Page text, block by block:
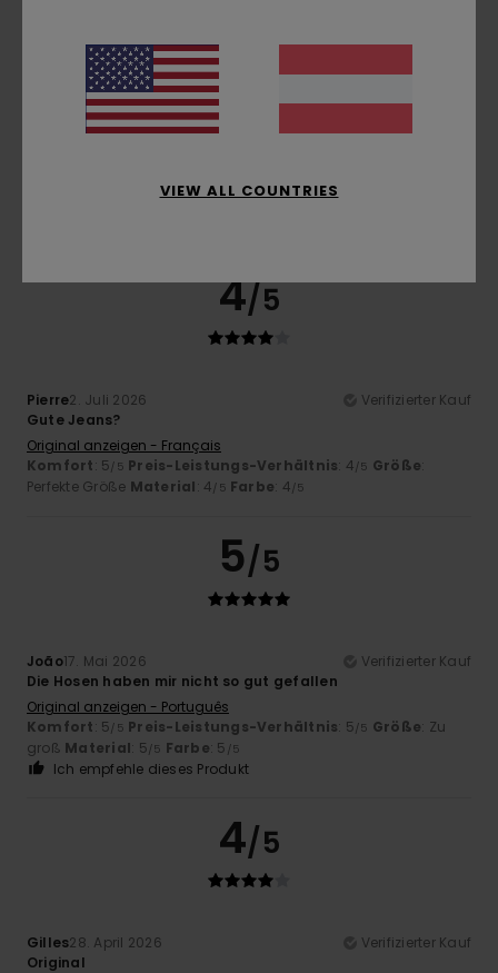
5 /5
Anne Jerome5. Juli 2026
Verifizierter Kauf
Original anzeigen - Français
Preis-Leistungs-Verhältnis: 4
4/5
Pierre2. Juli 2026
Verifizierter Kauf
Gute Jeans?
Original anzeigen - Français
Komfort: 5 /5 Preis-Leistungs-Verhältnis: 4 /5 Größe:
Perfekte Größe Material: 4 /5 Farbe: 4 /5
5/5
João17. Mai 2026
Verifizierter Kauf
Die Hosen haben mir nicht so gut gefallen
Original anzeigen - Português
Komfort: 5 /5 Preis-Leistungs-Verhältnis: 5 /5 Größe: Zu
groß Material: 5 /5 Farbe: 5 /5
Ich empfehle dieses Produkt
4/5
Gilles28. April 2026
Verifizierter Kauf
Original
VIEW ALL COUNTRIES